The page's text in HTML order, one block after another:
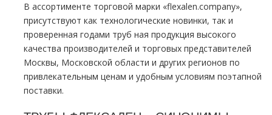
В ассортименте торговой марки «flехalеn.company»,
присутствуют как технологические новинки, так и
проверенная годами тpуб ная продукция высокого
качества производителей и торговых представителей
Москвы, Московской области и других регионов по
привлекательным ценам и удобным условиям поэтапной
поставки.